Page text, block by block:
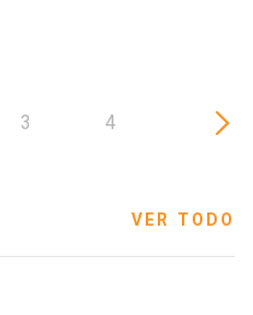
3 4
VER TODO